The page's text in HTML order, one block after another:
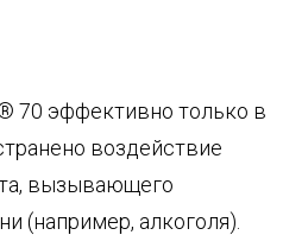
70 эффективно только в
воздействие
вызывающего
(например, алкоголя).